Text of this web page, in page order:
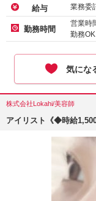
給与 業務委
勤務時間
営業時
気にな
株式会社Lokahi/美容師
アイリスト《◆時給